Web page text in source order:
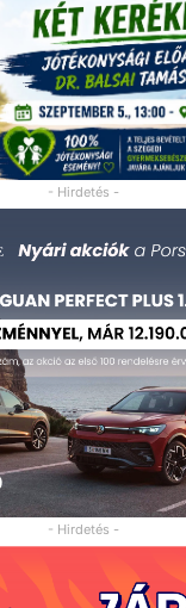
- Hirdetés -
- Hirdetés -